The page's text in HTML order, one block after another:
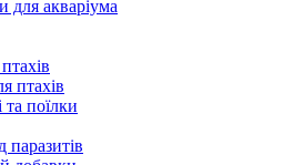
для акваріума
птахів
та поїлки
паразитів